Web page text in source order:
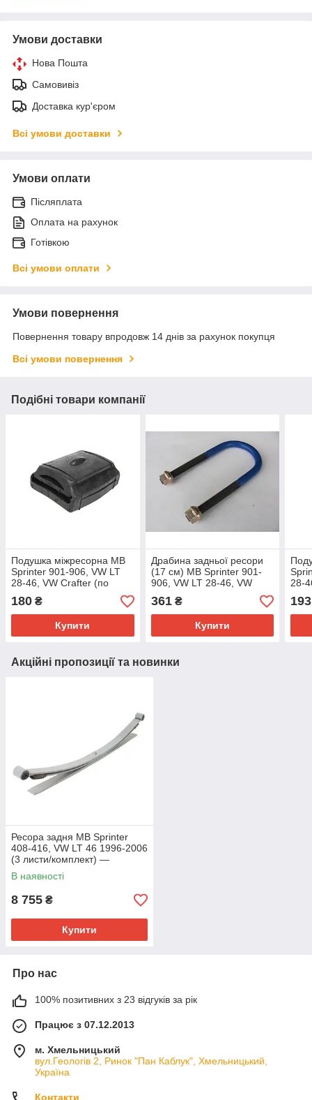
Умови доставки
Нова Пошта
Самовивіз
Доставка кур'єром
Всі умови доставки
Умови оплати
Післяплата
Оплата на рахунок
Готівкою
Всі умови оплати
Умови повернення
Повернення товару впродовж 14 днів за рахунок покупця
Всі умови повернення
Подібні товари компанії
Подушка міжресорна MB
Sprinter 901-906, VW LT
28-46, VW Crafter (по
краях) - Solgy (Іспанія) -
201058
180 ₴
Купити
Драбина задньої ресори
(17 см) MB Sprinter 901-
906, VW LT 28-46, VW
Crafter — Svensson
(Польща) — 00131
361₴
Купити
28-
100
193
Акційні пропозиції та новинки
Ресора задня MB Sprinter
408-416, VW LT 46 1996-2006
(3 листи/комплект) —
Zilbermann (Німеччина) —
337210
В наявності
8 755 ₴
Купити
Про нас
100% позитивних з 23 відгуків за рік
Працює з 07.12.2013
м. Хмельницький
вул.Геологів 2, Ринок "Пан Каблук", Хмельницький,
Україна
Контакти